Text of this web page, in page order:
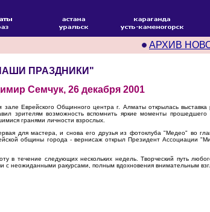
АРХИВ
ПРАЗДНИКИ"
Семчук, 26 декабря 2001
зале Еврейского Общинного центра г. Алматы открылась
зрителям возможность вспомнить яркие моменты
гранями личности взрослых.
для мастера, и снова его друзья из фотоклуба "Медео" во
общины города - вернисаж открыл Президент Ассоциации
в течение следующих нескольких недель. Творческий путь
с неожиданными ракурсами, полным вдохновения внимательным